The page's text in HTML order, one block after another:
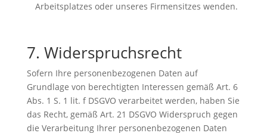
Arbeitsplatzes oder unseres Firmensitzes wenden.
7. Widerspruchsrecht
Sofern Ihre personenbezogenen Daten auf
Grundlage von berechtigten Interessen gemäß Art. 6
Abs. 1 S. 1 lit. f DSGVO verarbeitet werden, haben Sie
das Recht, gemäß Art. 21 DSGVO Widerspruch gegen
die Verarbeitung Ihrer personenbezogenen Daten